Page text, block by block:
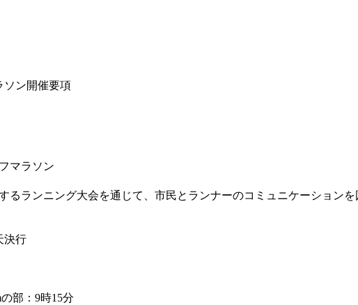
ソン開催要項
マラソン
るランニング大会を通じて、市民とランナーのコミュニケーション
決行
部：9時15分